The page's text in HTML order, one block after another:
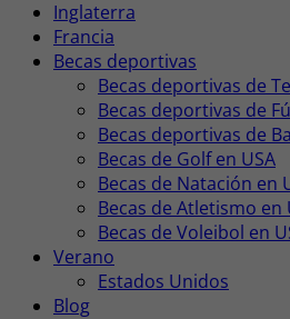
Inglaterra
Francia
Becas deportivas
Becas deportivas de
Becas deportivas de
Becas deportivas de
Becas de Golf en USA
Becas de Natación en
Becas de Atletismo en
Becas de Voleibol en
Verano
Estados Unidos
Blog